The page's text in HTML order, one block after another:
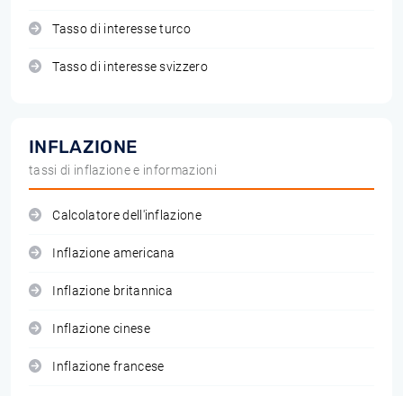
Tasso di interesse turco
Tasso di interesse svizzero
INFLAZIONE
tassi di inflazione e informazioni
Calcolatore dell'inflazione
Inflazione americana
Inflazione britannica
Inflazione cinese
Inflazione francese